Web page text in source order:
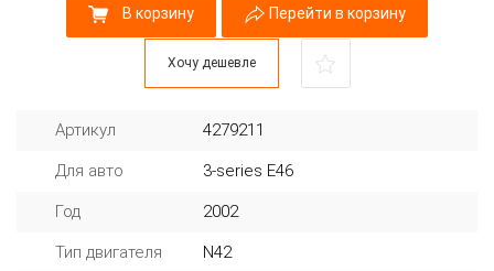
В корзину Перейти в корзину
Хочу дешевле
Артикул 4279211
Для авто 3-series E46
Год 2002
Тип двигателя N42